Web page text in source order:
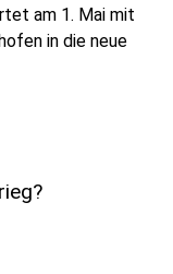
am 1. Mai mit
in die neue